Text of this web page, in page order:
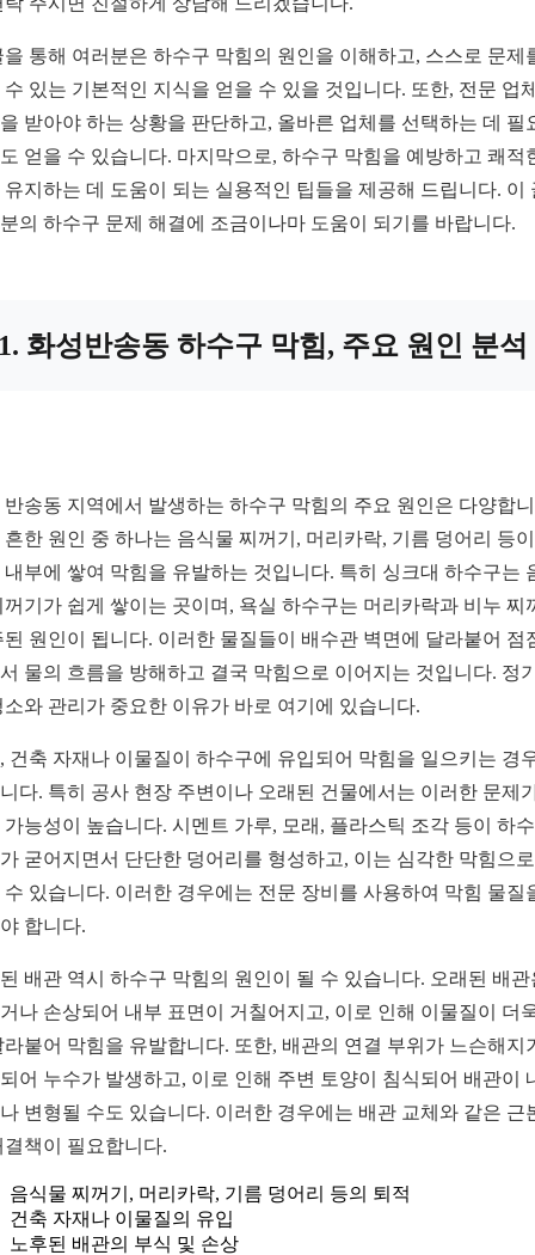
을 통해 여러분은 하수구 막힘의 원인을 이해하고, 스스로 문제
수 있는 기본적인 지식을 얻을 수 있을 것입니다. 또한, 전문 업
받아야 하는 상황을 판단하고, 올바른 업체를 선택하는 데 필
얻을 수 있습니다. 마지막으로, 하수구 막힘을 예방하고 쾌적
유지하는 데 도움이 되는 실용적인 팁들을 제공해 드립니다. 이
의 하수구 문제 해결에 조금이나마 도움이 되기를 바랍니다.
화성반송동 하수구 막힘, 주요 원인 분석
반송동 지역에서 발생하는 하수구 막힘의 주요 원인은 다양합
흔한 원인 중 하나는 음식물 찌꺼기, 머리카락, 기름 덩어리 등
내부에 쌓여 막힘을 유발하는 것입니다. 특히 싱크대 하수구는
꺼기가 쉽게 쌓이는 곳이며, 욕실 하수구는 머리카락과 비누 찌
된 원인이 됩니다. 이러한 물질들이 배수관 벽면에 달라붙어 점
물의 흐름을 방해하고 결국 막힘으로 이어지는 것입니다. 정
소와 관리가 중요한 이유가 바로 여기에 있습니다.
건축 자재나 이물질이 하수구에 유입되어 막힘을 일으키는 경
다. 특히 공사 현장 주변이나 오래된 건물에서는 이러한 문제
가능성이 높습니다. 시멘트 가루, 모래, 플라스틱 조각 등이 하
굳어지면서 단단한 덩어리를 형성하고, 이는 심각한 막힘으
수 있습니다. 이러한 경우에는 전문 장비를 사용하여 막힘 물질
합니다.
배관 역시 하수구 막힘의 원인이 될 수 있습니다. 오래된 배관
나 손상되어 내부 표면이 거칠어지고, 이로 인해 이물질이 더
라붙어 막힘을 유발합니다. 또한, 배관의 연결 부위가 느슨해지
어 누수가 발생하고, 이로 인해 주변 토양이 침식되어 배관이
변형될 수도 있습니다. 이러한 경우에는 배관 교체와 같은 근
결책이 필요합니다.
음식물 찌꺼기, 머리카락, 기름 덩어리 등의 퇴적
건축 자재나 이물질의 유입
노후된 배관의 부식 및 손상